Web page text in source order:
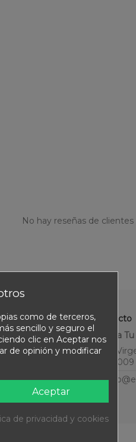
No hay reseñas de
Contacto
Equipa Tu
C.
como de terceros,
sencillo y seguro el
clic en Aceptar nos
de opinión y modificar
Aceptar
de privacidad y cookies